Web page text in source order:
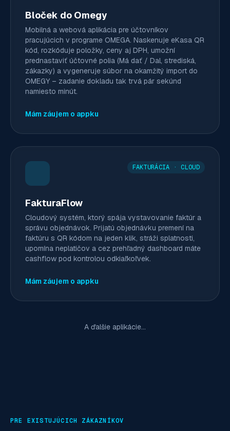
Bloček do Omegy
Mobilná a webová aplikácia pre účtovníkov
pracujúcich v programe OMEGA. Naskenuje eKasa QR
kód, rozkóduje položky, ceny aj DPH, umožní
prednastaviť účtovné polia (Má dať / Dal, strediská,
zákazky) a vygeneruje súbor na okamžitý import do
OMEGY – zadanie dokladu tak trvá pár sekúnd
namiesto minút.
Mám záujem o appku
FAKTURÁCIA · CLOUD
FakturaFlow
Cloudový systém, ktorý spája vystavovanie faktúr a
správu objednávok. Prijatú objednávku premení na
faktúru s QR kódom na jeden klik, stráži splatnosti,
upomína neplatičov a cez prehľadný dashboard máte
cashflow pod kontrolou odkiaľkoľvek.
Mám záujem o appku
A ďalšie aplikácie...
PRE EXISTUJÚCICH ZÁKAZNÍKOV